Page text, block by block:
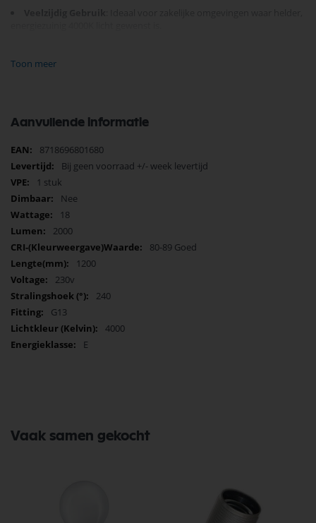
van zowel onmiddellijke energiebesparingen als lagere
Toon meer
Aanvullende informatie
Meer
informatie
8718696801680
Bij geen voorraad +/- week levertijd
1 stuk
Nee
18
2000
80-89 Goed
1200
230v
240
G13
4000
E
Vaak samen gekocht